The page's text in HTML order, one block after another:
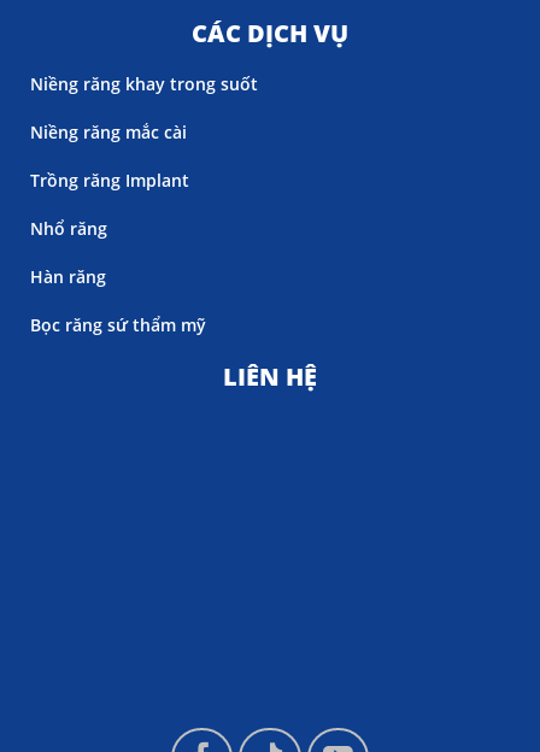
CÁC DỊCH VỤ
Niềng răng khay trong suốt
Niềng răng mắc cài
Trồng răng Implant
Nhổ răng
Hàn răng
Bọc răng sứ thẩm mỹ
LIÊN HỆ